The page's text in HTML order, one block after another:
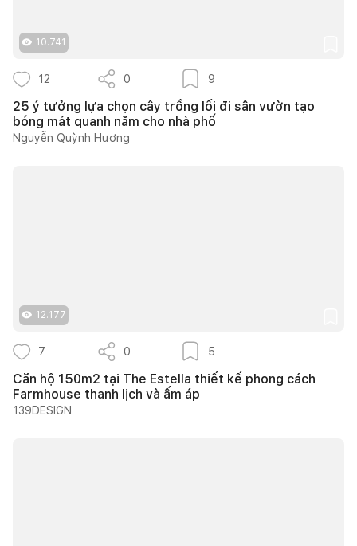
10.741
12 0 9
25 ý tưởng lựa chọn cây trồng lối đi sân vườn tạo
bóng mát quanh năm cho nhà phố
Nguyễn Quỳnh Hương
12.177
7 0 5
Căn hộ 150m2 tại The Estella thiết kế phong cách
Farmhouse thanh lịch và ấm áp
139DESIGN